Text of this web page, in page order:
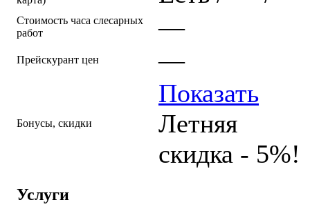
Стоимость часа слесарных
работ
—
Прейскурант цен —
Бонусы, скидки
Показать
Летняя
скидка - 5%!
Услуги